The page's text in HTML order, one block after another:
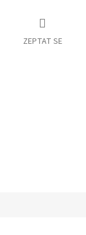
ZEPTAT SE